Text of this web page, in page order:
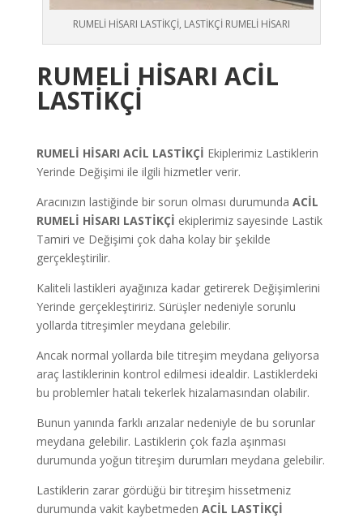
RUMELİ HİSARI LASTİKÇİ, LASTİKÇİ RUMELİ HİSARI
RUMELİ HİSARI ACİL
LASTİKÇİ
RUMELİ HİSARI ACİL LASTİKÇİ Ekiplerimiz Lastiklerin
Yerinde Değişimi ile ilgili hizmetler verir.
Aracınızın lastiğinde bir sorun olması durumunda ACİL
RUMELİ HİSARI LASTİKÇİ ekiplerimiz sayesinde Lastik
Tamiri ve Değişimi çok daha kolay bir şekilde
gerçekleştirilir.
Kaliteli lastikleri ayağınıza kadar getirerek Değişimlerini
Yerinde gerçekleştiririz. Sürüşler nedeniyle sorunlu
yollarda titreşimler meydana gelebilir.
Ancak normal yollarda bile titreşim meydana geliyorsa
araç lastiklerinin kontrol edilmesi idealdir. Lastiklerdeki
bu problemler hatalı tekerlek hizalamasından olabilir.
Bunun yanında farklı arızalar nedeniyle de bu sorunlar
meydana gelebilir. Lastiklerin çok fazla aşınması
durumunda yoğun titreşim durumları meydana gelebilir.
Lastiklerin zarar gördüğü bir titreşim hissetmeniz
durumunda vakit kaybetmeden ACİL LASTİKÇİ